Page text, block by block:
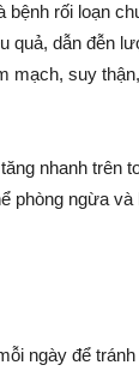
rối loạn
quả, dẫn đễn
mạch, suy
nhanh trên
phòng ngừa
ngày để